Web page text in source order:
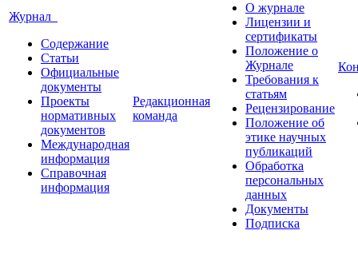
Журнал
Содержание
Статьи
Официальные
документы
Проекты
нормативных
документов
Международная
информация
Справочная
информация
Редакционная
команда
О журнале
Лицензии и
сертификаты
Положение о
Журнале
Требования к
статьям
Рецензирование
Положение об
этике научных
публикаций
Обработка
персональных
данных
Документы
Подписка